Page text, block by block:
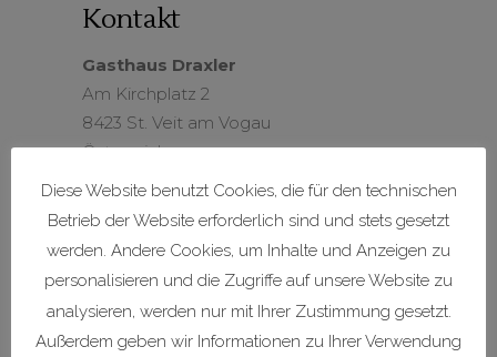
Kontakt
Gasthaus Draxler
Am Kirchplatz 2
8423 St. Veit am Vogau
Österreich
office@gasthaus-draxler.at
+43 (0) 3453 23 04
+43 (0) 3453 23 04 - 4
Diese Website benutzt Cookies, die für den technischen
Betrieb der Website erforderlich sind und stets gesetzt
werden. Andere Cookies, um Inhalte und Anzeigen zu
personalisieren und die Zugriffe auf unsere Website zu
analysieren, werden nur mit Ihrer Zustimmung gesetzt.
Außerdem geben wir Informationen zu Ihrer Verwendung